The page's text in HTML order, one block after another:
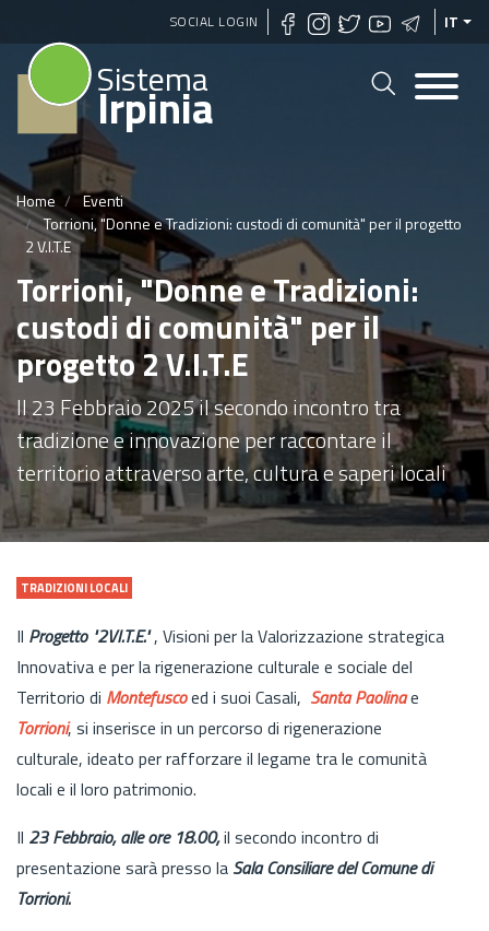
Salta
al
SOCIAL LOGIN IT
Sistema
Irpinia
Home
Eventi
Torrioni, "Donne e Tradizioni: custodi di comunità" per il progetto
2 V.I.T.E
Torrioni, "Donne e Tradizioni:
custodi di comunità" per il
progetto 2 V.I.T.E
Il 23 Febbraio 2025 il secondo incontro tra
tradizione e innovazione per raccontare il
territorio attraverso arte, cultura e saperi locali
TRADIZIONI LOCALI
Il Progetto "2VI.T.E.", Visioni per la Valorizzazione strategica
Innovativa e per la rigenerazione culturale e sociale del
Territorio di Montefuscoed i suoi Casali, Santa Paolinae
Torrioni, si inserisce in un percorso di rigenerazione
culturale, ideato per rafforzare il legame tra le comunità
locali e il loro patrimonio.
Il 23 Febbraio, alle ore 18.00,il secondo incontro di
presentazione sarà presso la Sala Consiliare del Comune di
Torrioni.